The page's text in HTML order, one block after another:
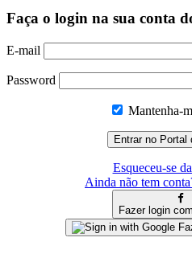
Faça o login na sua conta
E-mail
Password
Mantenha-
Esqueceu-se
Ainda não tem
Fazer login